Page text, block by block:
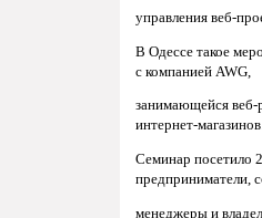
управления веб-
В Одессе такое
с компанией AWG,
занимающейся веб-
интернет-
Семинар посетило
предприниматели,
менеджеры и